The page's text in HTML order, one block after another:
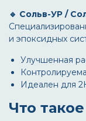
🔹 Сольв-УР /
и эпоксидных
Улучшенная
Идеален для
Что